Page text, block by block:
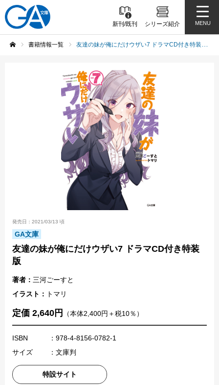
新刊/既刊 シリーズ紹介 MENU
書籍情報一覧 友達の妹が俺にだけウザい7 ドラマCD付き特装版
発売日：2021/03/13 頃
GA文庫
友達の妹が俺にだけウザい7 ドラマCD付き特装
版
著者： 三河ごーすと
イラスト：
トマリ
定価 2,640円 （本体2,400円＋税10％）
ISBN
：978-4-8156-0782-1
サイズ
：文庫判
特設サイト